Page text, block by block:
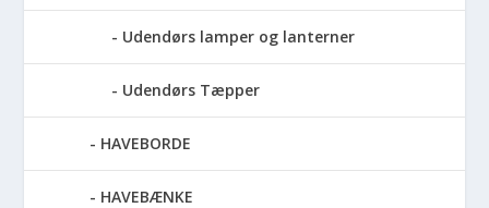
Udendørs lamper og lanterner
Udendørs Tæpper
HAVEBORDE
HAVEBÆNKE